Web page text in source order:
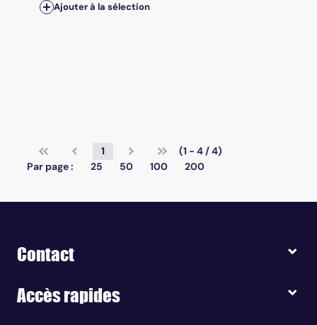
Ajouter à la sélection
1
(1 - 4 / 4)
Par page :
25 50 100 200
Contact
Accès rapides